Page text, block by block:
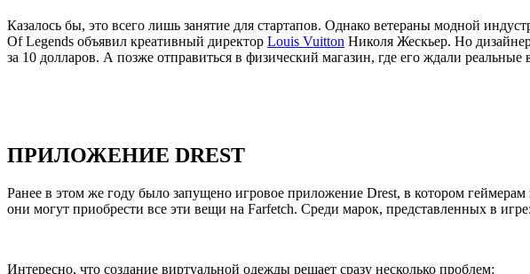
Казалось бы, это всего лишь занятие для стартапов. Однако ветераны модной
Of Legends объявил креативный директор Louis Vuitton Николя Жескьер. Но
за 10 долларов. А позже отправиться в физический магазин, где его ждали
ПРИЛОЖЕНИЕ DREST
Ранее в этом же году было запущено игровое приложение Drest, в котором
они могут приобрести все эти вещи на Farfetch. Среди марок, представленных в
Интересно, что создание виртуальной одежды решает сразу несколько проблем: